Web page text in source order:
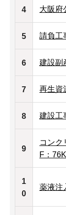
4 大阪府
5 請負工
6 建設副
7 再生資
8 建設工
9
コンク
F：
1
0
薬液注